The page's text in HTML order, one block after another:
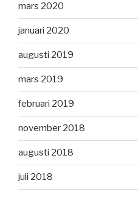
mars 2020
januari 2020
augusti 2019
mars 2019
februari 2019
november 2018
augusti 2018
juli 2018